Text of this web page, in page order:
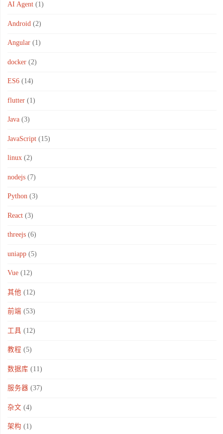
AI Agent(1)
Android (2)
Angular(1)
docker(2)
ES6(14)
flutter(1)
Java(3)
JavaScript(15)
linux(2)
nodejs(7)
Python(3)
React(3)
threejs(6)
uniapp(5)
Vue(12)
其他 (12)
前端 (53)
工具 (12)
教程 (5)
数据库 (11)
服务器 (37)
杂文 (4)
架构 (1)